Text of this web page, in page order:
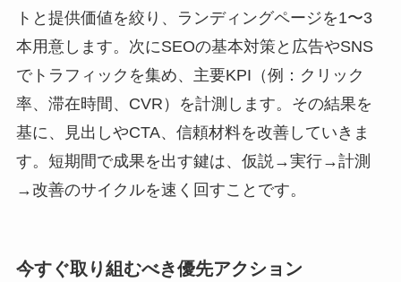
トと提供価値を絞り、ランディングページを1〜3
本用意します。次にSEOの基本対策と広告やSNS
でトラフィックを集め、主要KPI（例：クリック
率、滞在時間、CVR）を計測します。その結果を
基に、見出しやCTA、信頼材料を改善していきま
す。短期間で成果を出す鍵は、仮説→実行→計測
→改善のサイクルを速く回すことです。
今すぐ取り組むべき優先アクション